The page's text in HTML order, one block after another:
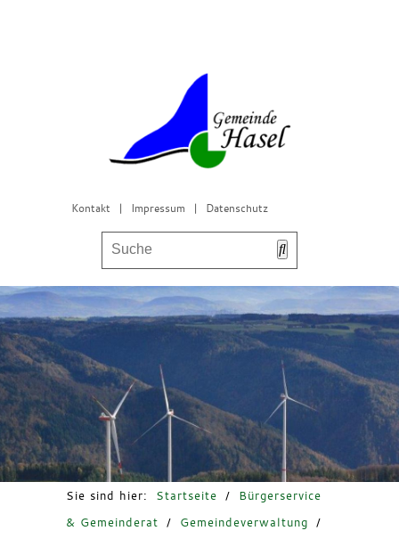
Kontakt | Impressum | Datenschutz
Bürgerservice & Gemeinderat
Leben in Hasel
Freizeit & Tourismus
Sie sind hier: Startseite /
Bürgerservice
& Gemeinderat
/ Gemeindeverwaltung
/